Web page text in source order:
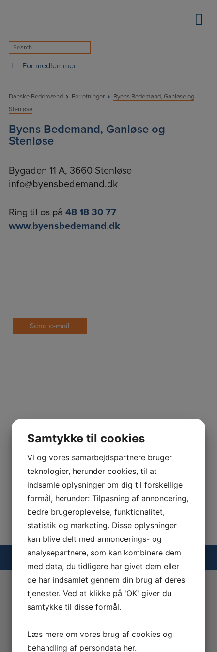
For medlemmer
Danske Bedemænd Forretninger
Byens Bedemand, Ganløse og
Stenløse
Byens Bedemand, Ganløse og
Stenløse
Bygaden 11 A, 3660 Stenløse
info@byensbedemand.dk
Ring til os på 48 18 30 77
www.byensbedemand.dk
Send e-mail
Find nærmeste bedemand
Search
Find nærmeste bedemand via min placering
Samtykke til cookies
Vi og vores samarbejdspartnere bruger
teknologier, herunder cookies, til at
indsamle oplysninger om dig til forskellige
formål, herunder: Tilpasning af annoncering,
bedre brugeroplevelse, funktionalitet,
statistik og marketing. Disse oplysninger
kan blive delt med annoncerings- og
analysepartnere, som kan kombinere dem
med data, du tidligere har givet dem eller
de har indsamlet gennem din brug af deres
tjenester. Ved at klikke på 'OK' giver du
samtykke til disse formål.
Læs mere om vores brug af cookies og
behandling af persondata her.